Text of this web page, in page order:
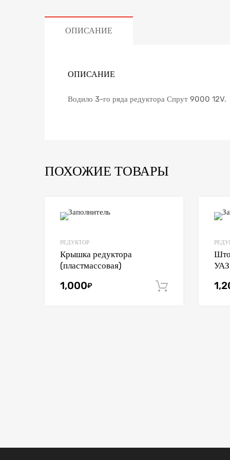
ОПИСАНИЕ
ОПИСАНИЕ
Водило 3-го ряда редуктора Спрут 9000 12V.
ПОХОЖИЕ ТОВАРЫ
РЕДУКТОР
Крышка редуктора
(пластмассовая)
1,000₽ В корзину
УАЗ